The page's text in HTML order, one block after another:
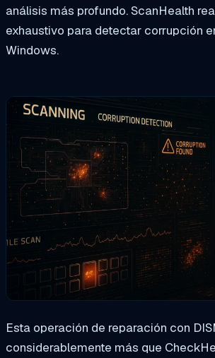
análisis más profundo. ScanHealth
exhaustivo para detectar corrupción
Windows.
Esta operación de reparación con
considerablemente más que